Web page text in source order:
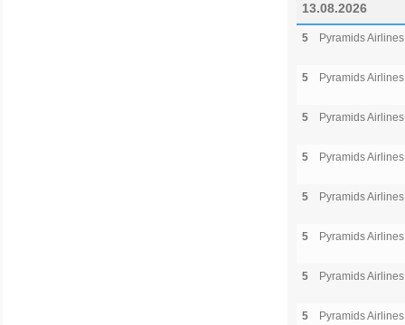
13.08.2026
5 Pyramids Airlines
5 Pyramids Airlines
5 Pyramids Airlines
5 Pyramids Airlines
5 Pyramids Airlines
5 Pyramids Airlines
5 Pyramids Airlines
5 Pyramids Airlines